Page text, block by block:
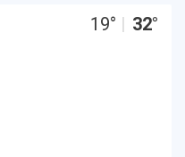
19° | 32°